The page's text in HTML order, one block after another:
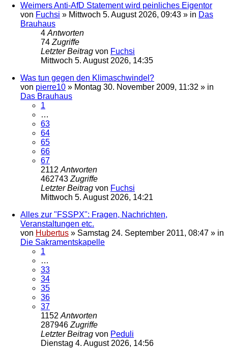
Weimers Anti-AfD Statement wird peinliches Eigentor
von Fuchsi » Mittwoch 5. August 2026, 09:43 » in Das
Brauhaus
4 Antworten
74 Zugriffe
Letzter Beitrag von Fuchsi
Mittwoch 5. August 2026, 14:35
Was tun gegen den Klimaschwindel?
von pierre10 » Montag 30. November 2009, 11:32 » in
Das Brauhaus
1
…
63
64
65
66
67
2112 Antworten
462743 Zugriffe
Letzter Beitrag von Fuchsi
Mittwoch 5. August 2026, 14:21
Alles zur "FSSPX": Fragen, Nachrichten,
Veranstaltungen etc.
von Hubertus » Samstag 24. September 2011, 08:47 » in
Die Sakramentskapelle
1
…
33
34
35
36
37
1152 Antworten
287946 Zugriffe
Letzter Beitrag von Peduli
Dienstag 4. August 2026, 14:56